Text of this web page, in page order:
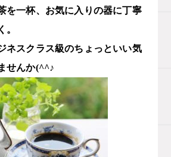
を一杯、お気に入りの器に丁寧
。
ネスクラス級のちょっといい気
せんか(^^♪